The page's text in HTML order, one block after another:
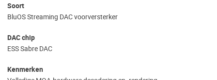
Soort
BluOS Streaming DAC voorversterker
DAC chip
ESS Sabre DAC
Kenmerken